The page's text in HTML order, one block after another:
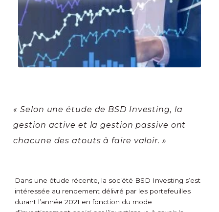
« Selon une étude de BSD Investing, la
gestion active et la gestion passive ont
chacune des atouts à faire valoir. »
Dans une étude récente, la société BSD Investing s’est
intéressée au rendement délivré par les portefeuilles
durant l’année 2021 en fonction du mode